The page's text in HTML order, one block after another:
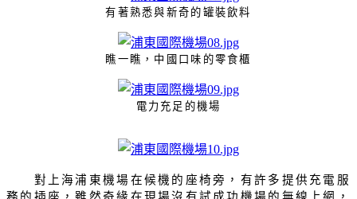
有著熟悉與新奇的罐裝飲料
瞧一瞧，中國口味的零食櫃
電力充足的機場
對上海浦東機場在候機的座椅旁，有許多提供充電服
務的插座，雖然奇緣在現場沒有試成功機場的無線上網，